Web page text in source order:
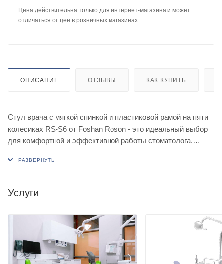
Цена действительна только для интернет-магазина и может
отличаться от цен в розничных магазинах
ОПИСАНИЕ ОТЗЫВЫ КАК КУПИТЬ
Стул врача с мягкой спинкой и пластиковой рамой на пяти
колесиках RS-S6 от Foshan Roson - это идеальный выбор
для комфортной и эффективной работы стоматолога.
распределение нагрузки на позвоночник, позволяя врачу
дискомфорта.
материала, который обеспечивает отличную вентиляцию и
предотвращает скольжение. Пластиковая рама с пятью
колесиками обеспечивает устойчивость и мобильность
стула, что позволяет легко перемещаться по кабинету и
Услуги